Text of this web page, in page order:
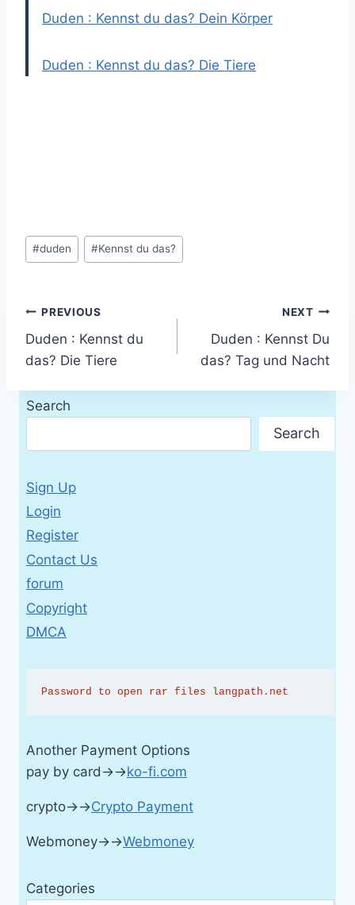
Duden : Kennst du das? Dein Körper
Duden : Kennst du das? Die Tiere
Post
Tags:
#duden #Kennst du das?
Post
navigation
PREVIOUS
Duden : Kennst du
das? Die Tiere
NEXT
Duden : Kennst Du
das? Tag und Nacht
Search
Search
Sign Up
Login
Register
Contact Us
forum
Copyright
DMCA
Password to open rar files langpath.net
Another Payment Options
pay by card→→ko-fi.com
crypto→→Crypto Payment
Webmoney→→Webmoney
Categories